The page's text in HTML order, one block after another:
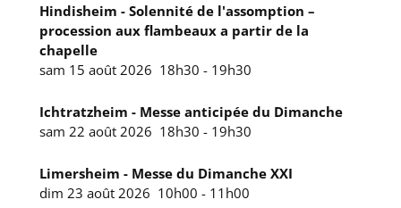
Hindisheim - Solennité de l'assomption –
procession aux flambeaux a partir de la
chapelle
sam 15 août 2026 18h30 - 19h30
Ichtratzheim - Messe anticipée du Dimanche
sam 22 août 2026 18h30 - 19h30
Limersheim - Messe du Dimanche XXI
dim 23 août 2026 10h00 - 11h00